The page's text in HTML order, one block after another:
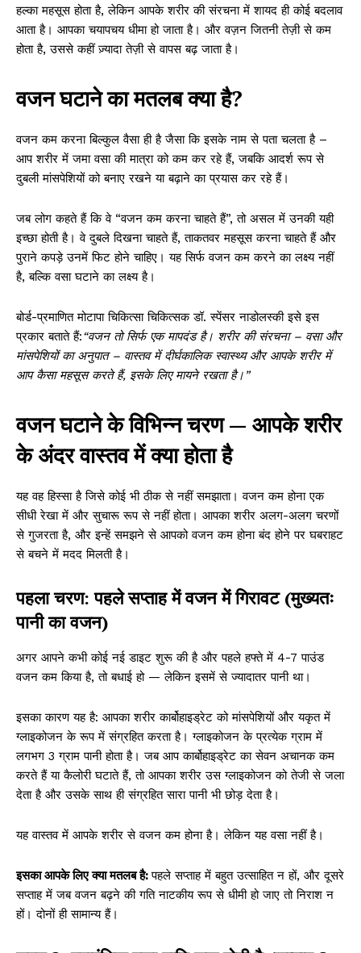
हल्का महसूस होता है, लेकिन आपके शरीर की संरचना में शायद ही कोई बदलाव
आता है। आपका चयापचय धीमा हो जाता है। और वज़न जितनी तेज़ी से कम
होता है, उससे कहीं ज़्यादा तेज़ी से वापस बढ़ जाता है।
वजन घटाने का मतलब क्या है?
वजन कम करना बिल्कुल वैसा ही है जैसा कि इसके नाम से पता चलता है –
आप शरीर में जमा वसा की मात्रा को कम कर रहे हैं, जबकि आदर्श रूप से
दुबली मांसपेशियों को बनाए रखने या बढ़ाने का प्रयास कर रहे हैं।
जब लोग कहते हैं कि वे “वजन कम करना चाहते हैं”, तो असल में उनकी यही
इच्छा होती है। वे दुबले दिखना चाहते हैं, ताकतवर महसूस करना चाहते हैं और
पुराने कपड़े उनमें फिट होने चाहिए। यह सिर्फ वजन कम करने का लक्ष्य नहीं
है, बल्कि वसा घटाने का लक्ष्य है।
बोर्ड-प्रमाणित मोटापा चिकित्सा चिकित्सक डॉ. स्पेंसर नाडोलस्की इसे इस
प्रकार बताते हैं:“वजन तो सिर्फ एक मापदंड है। शरीर की संरचना – वसा और
मांसपेशियों का अनुपात – वास्तव में दीर्घकालिक स्वास्थ्य और आपके शरीर में
आप कैसा महसूस करते हैं, इसके लिए मायने रखता है।”
वजन घटाने के विभिन्न चरण — आपके शरीर
के अंदर वास्तव में क्या होता है
यह वह हिस्सा है जिसे कोई भी ठीक से नहीं समझाता। वजन कम होना एक
सीधी रेखा में और सुचारू रूप से नहीं होता। आपका शरीर अलग-अलग चरणों
से गुजरता है, और इन्हें समझने से आपको वजन कम होना बंद होने पर घबराहट
से बचने में मदद मिलती है।
पहला चरण: पहले सप्ताह में वजन में गिरावट (मुख्यतः
पानी का वजन)
अगर आपने कभी कोई नई डाइट शुरू की है और पहले हफ्ते में 4-7 पाउंड
वजन कम किया है, तो बधाई हो — लेकिन इसमें से ज्यादातर पानी था।
इसका कारण यह है: आपका शरीर कार्बोहाइड्रेट को मांसपेशियों और यकृत में
ग्लाइकोजन के रूप में संग्रहित करता है। ग्लाइकोजन के प्रत्येक ग्राम में
लगभग 3 ग्राम पानी होता है। जब आप कार्बोहाइड्रेट का सेवन अचानक कम
करते हैं या कैलोरी घटाते हैं, तो आपका शरीर उस ग्लाइकोजन को तेजी से जला
देता है और उसके साथ ही संग्रहित सारा पानी भी छोड़ देता है।
यह वास्तव में आपके शरीर से वजन कम होना है। लेकिन यह वसा नहीं है।
इसका आपके लिए क्या मतलब है:पहले सप्ताह में बहुत उत्साहित न हों, और दूसरे
सप्ताह में जब वजन बढ़ने की गति नाटकीय रूप से धीमी हो जाए तो निराश न
हों। दोनों ही सामान्य हैं।